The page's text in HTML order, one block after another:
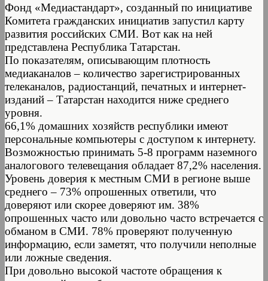
Фонд «Медиастандарт», созданный по инициативе
Комитета гражданских инициатив запустил карту
развития российских СМИ. Вот как на ней
представлена Республика Татарстан.
По показателям, описывающим плотность
медиаканалов – количество зарегистрированных
телеканалов, радиостанций, печатных и интернет-
изданий – Татарстан находится ниже среднего
уровня.
66,1% домашних хозяйств республики имеют
персональные компьютеры с доступом к интернету.
Возможностью принимать 5-8 программ наземного
аналогового телевещания обладает 87,2% населения.
Уровень доверия к местным СМИ в регионе выше
среднего – 73% опрошенных ответили, что
доверяют или скорее доверяют им. 38%
опрошенных часто или довольно часто встречается с
обманом в СМИ. 78% проверяют полученную
информацию, если заметят, что получили неполные
или ложные сведения.
При довольно высокой частоте обращения к